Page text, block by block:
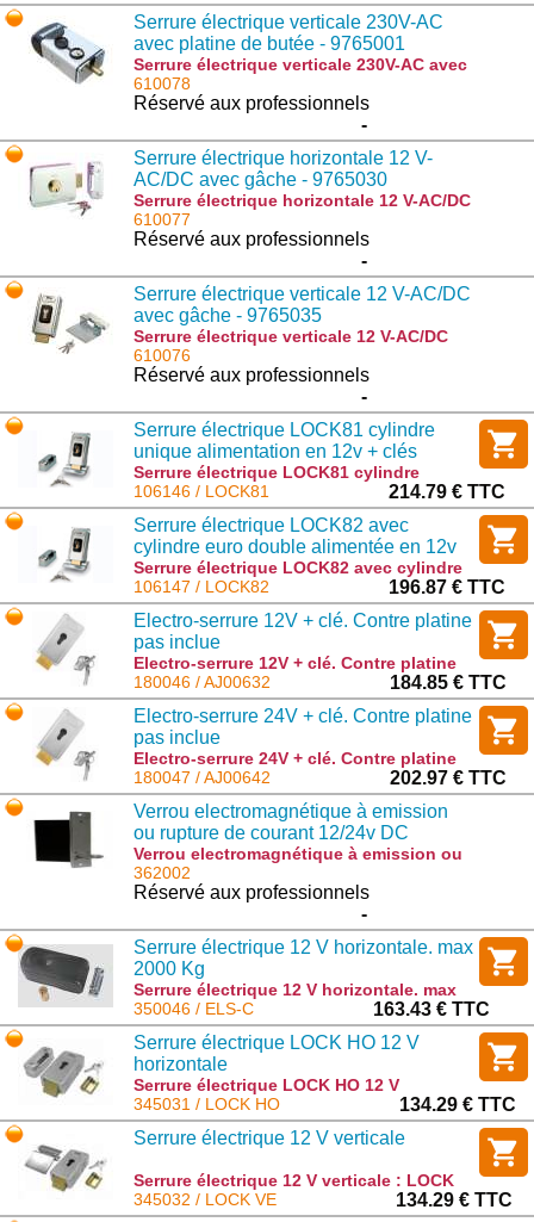
Serrure électrique verticale 230V-AC
avec platine de butée - 9765001
Serrure électrique verticale 230V-AC avec
platine de butée - 9765001 : E.LOCK
610078
Réservé aux professionnels
-
Serrure électrique horizontale 12 V-
AC/DC avec gâche - 9765030
Serrure électrique horizontale 12 V-AC/DC
avec gâche - 9765030 : DU.V90
610077
Réservé aux professionnels
-
Serrure électrique verticale 12 V-AC/DC
avec gâche - 9765035
Serrure électrique verticale 12 V-AC/DC
avec gâche - 9765035 : DU.V96
610076
Réservé aux professionnels
-
Serrure électrique LOCK81 cylindre
unique alimentation en 12v + clés
Serrure électrique LOCK81 cylindre
unique alimentation en 12v + clés :
LOCK81
106146 / LOCK81
214.79 € TTC
Serrure électrique LOCK82 avec
cylindre euro double alimentée en 12v
Serrure électrique LOCK82 avec cylindre
euro double alimentée en 12v : LOCK82
106147 / LOCK82
196.87 € TTC
Electro-serrure 12V + clé. Contre platine
pas inclue
Electro-serrure 12V + clé. Contre platine
pas inclue : AJ00632
180046 / AJ00632
184.85 € TTC
Electro-serrure 24V + clé. Contre platine
pas inclue
Electro-serrure 24V + clé. Contre platine
pas inclue : AJ00642
180047 / AJ00642
202.97 € TTC
Verrou electromagnétique à emission
ou rupture de courant 12/24v DC
Verrou electromagnétique à emission ou
rupture de courant 12/24v DC :
DBM1500EC
362002
Réservé aux professionnels
-
Serrure électrique 12 V horizontale. max
2000 Kg
Serrure électrique 12 V horizontale. max
2000 Kg : ELS-C
350046 / ELS-C
163.43 € TTC
Serrure électrique LOCK HO 12 V
horizontale
Serrure électrique LOCK HO 12 V
horizontale : LOCK HO
345031 / LOCK HO
134.29 € TTC
Serrure électrique 12 V verticale
Serrure électrique 12 V verticale : LOCK
VE
345032 / LOCK VE
134.29 € TTC